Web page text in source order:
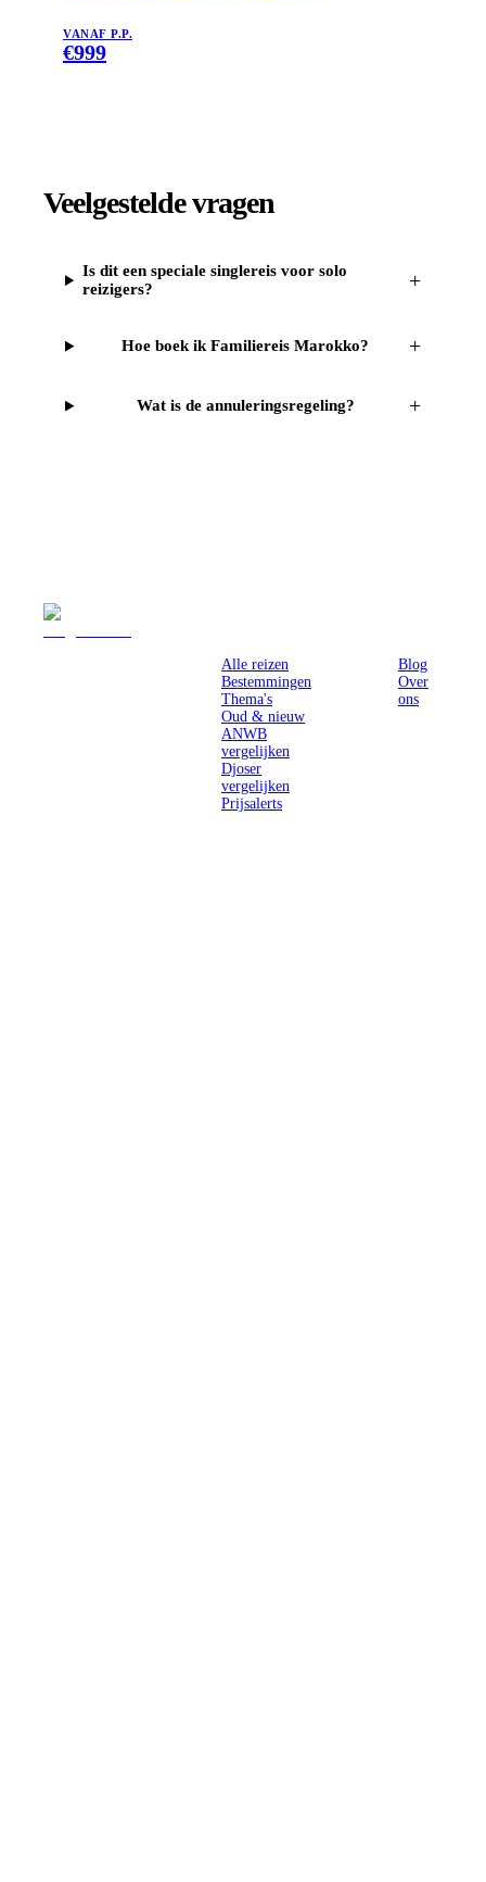
VANAF P.P.
€999
Veelgestelde vragen
Is dit een speciale singlereis voor solo
reizigers?
+
Hoe boek ik Familiereis Marokko? +
Wat is de annuleringsregeling? +
Alle reizen
Bestemmingen
Thema's
Oud & nieuw
ANWB
vergelijken
Djoser
vergelijken
Prijsalerts
Blog
Over
ons